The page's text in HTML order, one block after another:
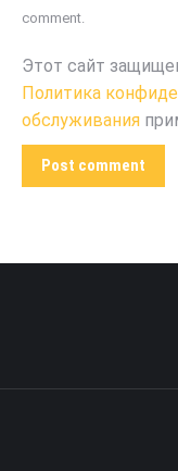
comment.
Этот сайт
Политика
обслуживания
Post comment